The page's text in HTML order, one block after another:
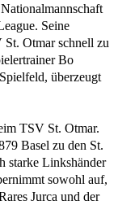
Seine
Otmar schnell zu
Bo
überzeugt
TSV St. Otmar.
Basel zu den St.
starke Linkshänder
sowohl auf,
Jurca und der